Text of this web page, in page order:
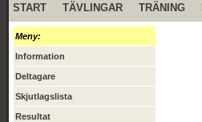
START TÄVLINGAR TRÄNING
Meny:
Information
Deltagare
Skjutlagslista
Resultat